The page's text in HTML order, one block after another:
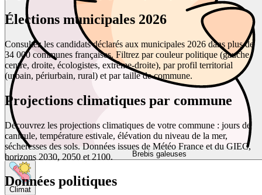
Brebis galeuses
Climat
Élections municipales 2026
Consultez les candidats déclarés aux municipales 2026 dans plus de
34 000 communes françaises. Filtrez par couleur politique (gauche,
centre, droite, écologistes, extrême-droite), par profil territorial
(urbain, périurbain, rural) et par taille de commune.
Projections climatiques par commune
Découvrez les projections climatiques de votre commune : jours de
canicule, température estivale, élévation du niveau de la mer,
sécheresses des sols. Données issues de Météo France et du GIEC,
horizons 2030, 2050 et 2100.
Données politiques